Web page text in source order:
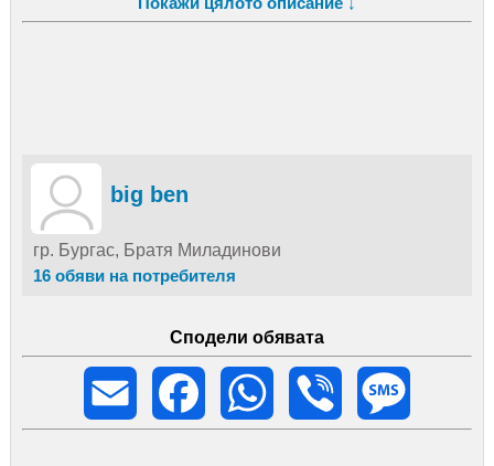
ХОДИЛО: Каучук, устойчив на масло-киселинен
разлив.
Доставката се поема от купувача или лично
предаване за Бургас.
big ben
гр. Бургас, Братя Миладинови
16 обяви на потребителя
Сподели обявата
Email
Facebook WhatsApp Viber